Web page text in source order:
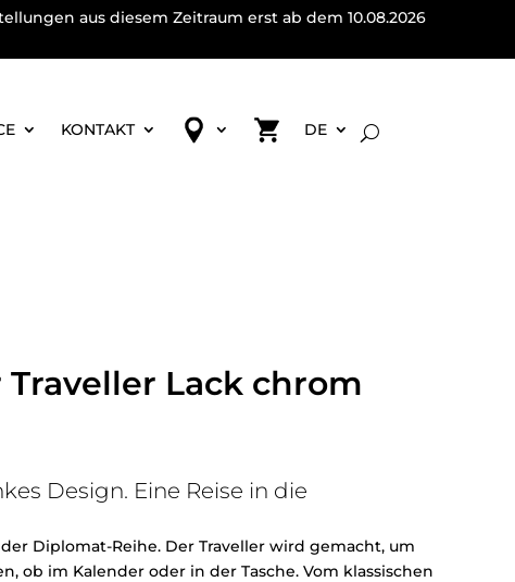
aus diesem Zeitraum erst ab dem 10.08.2026
KONTAKT DE
Lack chrom
Design. Eine Reise in die
Diplomat-Reihe. Der Traveller wird gemacht, um
ob im Kalender oder in der Tasche. Vom klassischen